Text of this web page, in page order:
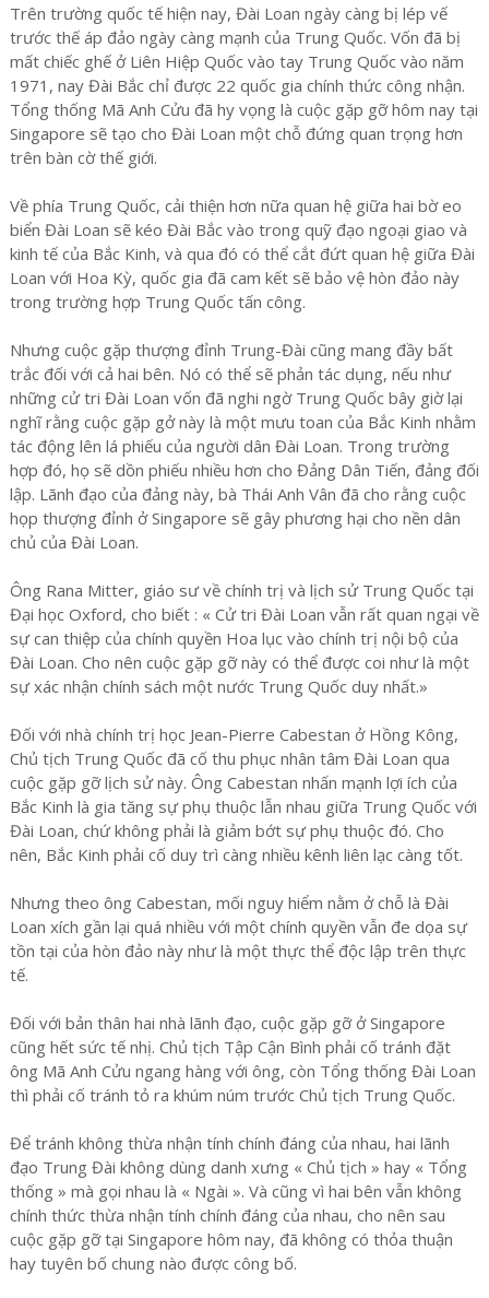
Trên trường quốc tế hiện nay, Đài Loan ngày càng bị lép vế
trước thế áp đảo ngày càng mạnh của Trung Quốc. Vốn đã bị
mất chiếc ghế ở Liên Hiệp Quốc vào tay Trung Quốc vào năm
1971, nay Đài Bắc chỉ được 22 quốc gia chính thức công nhận.
Tổng thống Mã Anh Cửu đã hy vọng là cuộc gặp gỡ hôm nay tại
Singapore sẽ tạo cho Đài Loan một chỗ đứng quan trọng hơn
trên bàn cờ thế giới.
Về phía Trung Quốc, cải thiện hơn nữa quan hệ giữa hai bờ eo
biển Đài Loan sẽ kéo Đài Bắc vào trong quỹ đạo ngoại giao và
kinh tế của Bắc Kinh, và qua đó có thể cắt đứt quan hệ giữa Đài
Loan với Hoa Kỳ, quốc gia đã cam kết sẽ bảo vệ hòn đảo này
trong trường hợp Trung Quốc tấn công.
Nhưng cuộc gặp thượng đỉnh Trung-Đài cũng mang đầy bất
trắc đối với cả hai bên. Nó có thể sẽ phản tác dụng, nếu như
những cử tri Đài Loan vốn đã nghi ngờ Trung Quốc bây giờ lại
nghĩ rằng cuộc gặp gở này là một mưu toan của Bắc Kinh nhằm
tác động lên lá phiếu của người dân Đài Loan. Trong trường
hợp đó, họ sẽ dồn phiếu nhiều hơn cho Đảng Dân Tiến, đảng đối
lập. Lãnh đạo của đảng này, bà Thái Anh Vân đã cho rằng cuộc
họp thượng đỉnh ở Singapore sẽ gây phương hại cho nền dân
chủ của Đài Loan.
Ông Rana Mitter, giáo sư về chính trị và lịch sử Trung Quốc tại
Đại học Oxford, cho biết : « Cử tri Đài Loan vẫn rất quan ngại về
sự can thiệp của chính quyền Hoa lục vào chính trị nội bộ của
Đài Loan. Cho nên cuộc gặp gỡ này có thể được coi như là một
sự xác nhận chính sách một nước Trung Quốc duy nhất.»
Đối với nhà chính trị học Jean-Pierre Cabestan ở Hồng Kông,
Chủ tịch Trung Quốc đã cố thu phục nhân tâm Đài Loan qua
cuộc gặp gỡ lịch sử này. Ông Cabestan nhấn mạnh lợi ích của
Bắc Kinh là gia tăng sự phụ thuộc lẫn nhau giữa Trung Quốc với
Đài Loan, chứ không phải là giảm bớt sự phụ thuộc đó. Cho
nên, Bắc Kinh phải cố duy trì càng nhiều kênh liên lạc càng tốt.
Nhưng theo ông Cabestan, mối nguy hiểm nằm ở chỗ là Đài
Loan xích gần lại quá nhiều với một chính quyền vẫn đe dọa sự
tồn tại của hòn đảo này như là một thực thể độc lập trên thực
tế.
Đối với bản thân hai nhà lãnh đạo, cuộc gặp gỡ ở Singapore
cũng hết sức tế nhị. Chủ tịch Tập Cận Bình phải cố tránh đặt
ông Mã Anh Cửu ngang hàng với ông, còn Tổng thống Đài Loan
thì phải cố tránh tỏ ra khúm núm trước Chủ tịch Trung Quốc.
Để tránh không thừa nhận tính chính đáng của nhau, hai lãnh
đạo Trung Đài không dùng danh xưng « Chủ tịch » hay « Tổng
thống » mà gọi nhau là « Ngài ». Và cũng vì hai bên vẫn không
chính thức thừa nhận tính chính đáng của nhau, cho nên sau
cuộc gặp gỡ tại Singapore hôm nay, đã không có thỏa thuận
hay tuyên bố chung nào được công bố.